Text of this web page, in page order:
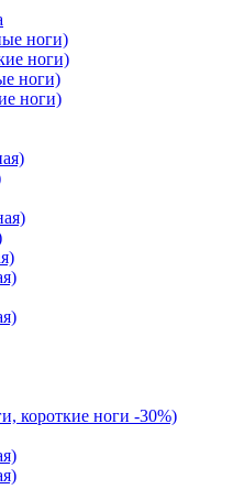
ноги)
ноги)
ноги)
ноги)
короткие ноги -30%)